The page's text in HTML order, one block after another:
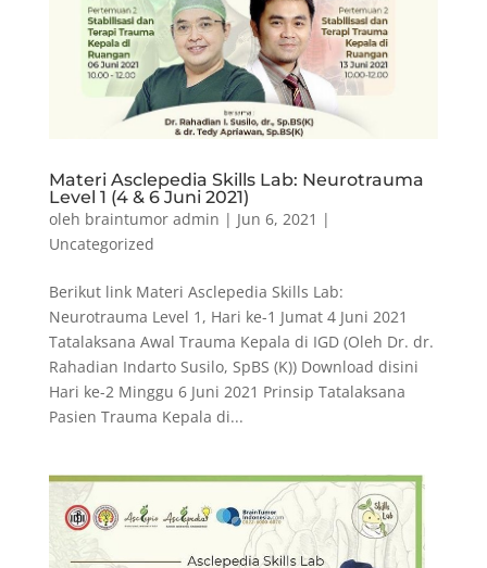
Materi Asclepedia Skills Lab: Neurotrauma
Level 1 (4 & 6 Juni 2021)
oleh braintumor admin | Jun 6, 2021 |
Uncategorized
Berikut link Materi Asclepedia Skills Lab:
Neurotrauma Level 1, Hari ke-1 Jumat 4 Juni 2021
Tatalaksana Awal Trauma Kepala di IGD (Oleh Dr. dr.
Rahadian Indarto Susilo, SpBS (K)) Download disini
Hari ke-2 Minggu 6 Juni 2021 Prinsip Tatalaksana
Pasien Trauma Kepala di...